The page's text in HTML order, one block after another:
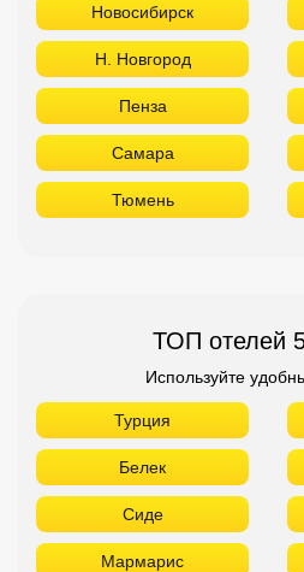
Новосибирск
Н. Новгород
Пенза
Самара
Тюмень
ТОП отелей
Используйте
Турция
Белек
Сиде
Мармарис